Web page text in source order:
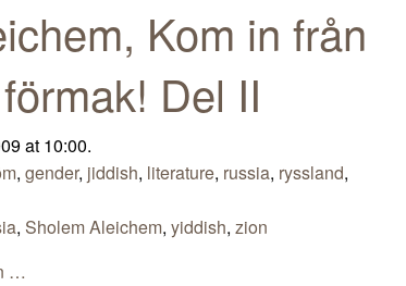
Kom in från
Del II
at 10:00.
, gender, jiddish, literature, russia, ryssland,
, Sholem Aleichem, yiddish, zion
…